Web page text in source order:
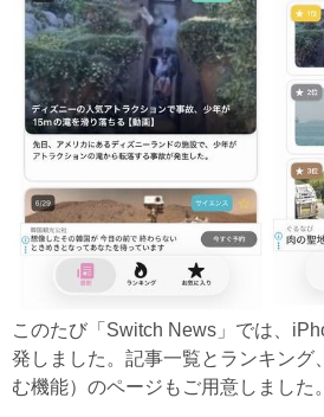
このたび「Switch News」では、
発しました。記事一覧とランキング
む機能）のページもご用意しました。